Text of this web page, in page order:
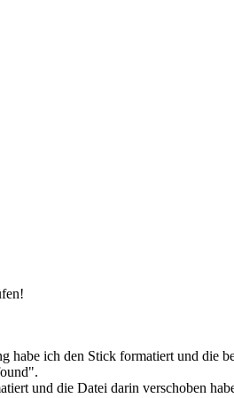
ich den Stick formatiert und die
und die Datei darin verschoben